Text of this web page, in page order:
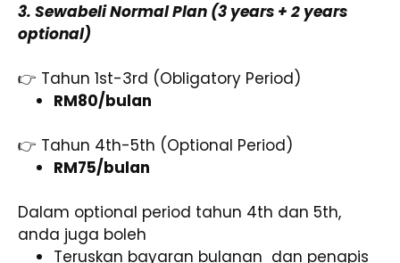
3. Sewabeli Normal Plan (3 years + 2 years
optional)
👉 Tahun 1st-3rd (Obligatory Period)
RM80/bulan
👉 Tahun 4th-5th (Optional Period)
RM75/bulan
Dalam optional period tahun 4th dan 5th,
anda juga boleh
Teruskan bayaran bulanan dan penapis